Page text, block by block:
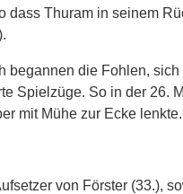
dass Thuram in seinem
begannen die Fohlen, sich
Spielzüge. So in der 26.
mit Mühe zur Ecke lenkte.
von Förster (33.),